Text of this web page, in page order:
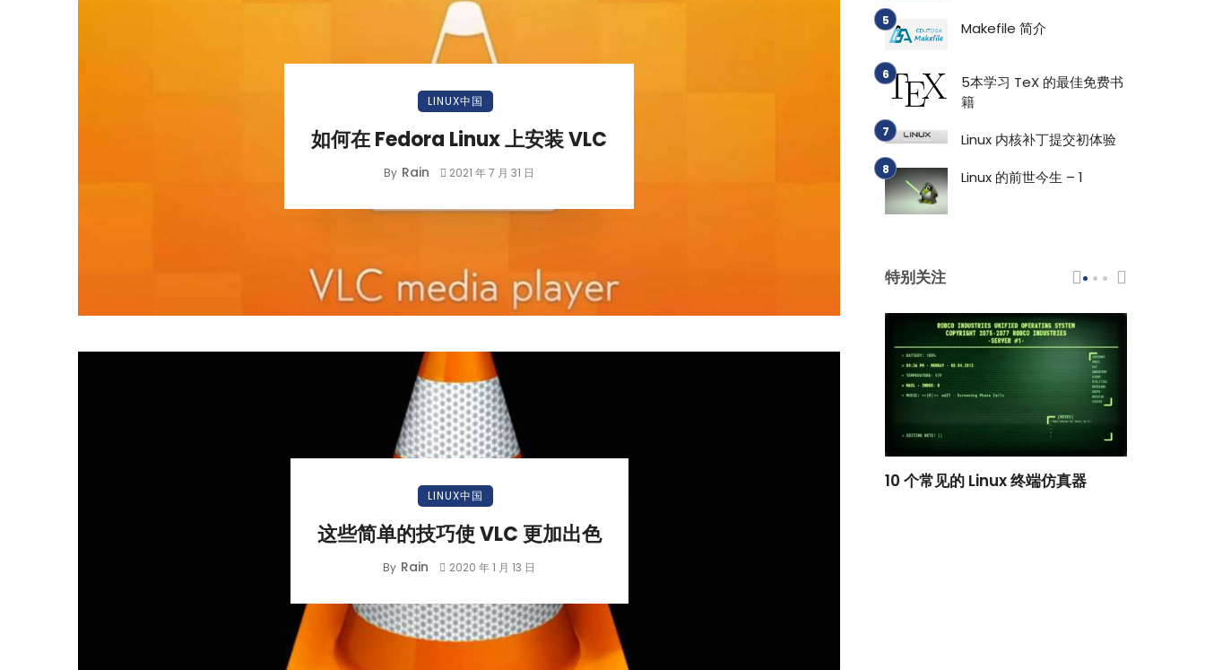
LINUX中国
如何在 Fedora Linux 上安装 VLC
By Rain 2021 年 7 月 31 日
LINUX中国
这些简单的技巧使 VLC 更加出色
By Rain 2020 年 1 月 13 日
Makefile 简介
5本学习 TeX 的最佳免费书
籍
Linux 内核补丁提交初体验
Linux 的前世今生 – 1
特别关注
小白观察：Let&apos;s Encrpt 正
过渡到 ISRG Root
10 个常见的 Linux 终端仿真器